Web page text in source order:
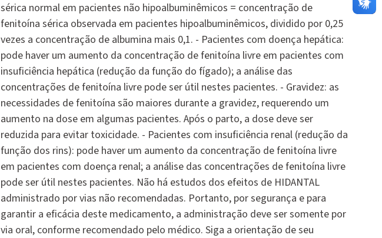
sérica normal em pacientes não hipoalbuminêmicos = concentração de
fenitoína sérica observada em pacientes hipoalbuminêmicos, dividido por 0,25
vezes a concentração de albumina mais 0,1. - Pacientes com doença hepática:
pode haver um aumento da concentração de fenitoína livre em pacientes com
insuficiência hepática (redução da função do fígado); a análise das
concentrações de fenitoína livre pode ser útil nestes pacientes. - Gravidez: as
necessidades de fenitoína são maiores durante a gravidez, requerendo um
aumento na dose em algumas pacientes. Após o parto, a dose deve ser
reduzida para evitar toxicidade. - Pacientes com insuficiência renal (redução da
função dos rins): pode haver um aumento da concentração de fenitoína livre
em pacientes com doença renal; a análise das concentrações de fenitoína livre
pode ser útil nestes pacientes. Não há estudos dos efeitos de HIDANTAL
administrado por vias não recomendadas. Portanto, por segurança e para
garantir a eficácia deste medicamento, a administração deve ser somente por
via oral, conforme recomendado pelo médico. Siga a orientação de seu